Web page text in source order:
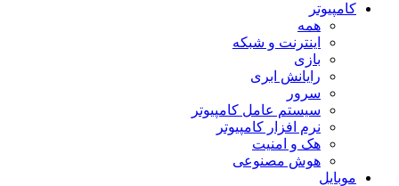
کامپیوتر
همه
اینترنت و شبکه
بازی
رایانش ابری
سرور
سیستم عامل کامپیوتر
نرم افزار کامپیوتر
هک و امنیت
هوش مصنوعی
موبایل